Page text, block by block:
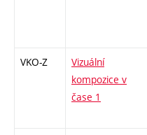
VKO-Z
Vizuální
kompozice v
čase 1